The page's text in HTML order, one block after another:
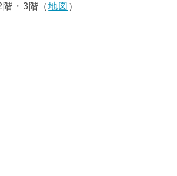
階・3階（地図 ）